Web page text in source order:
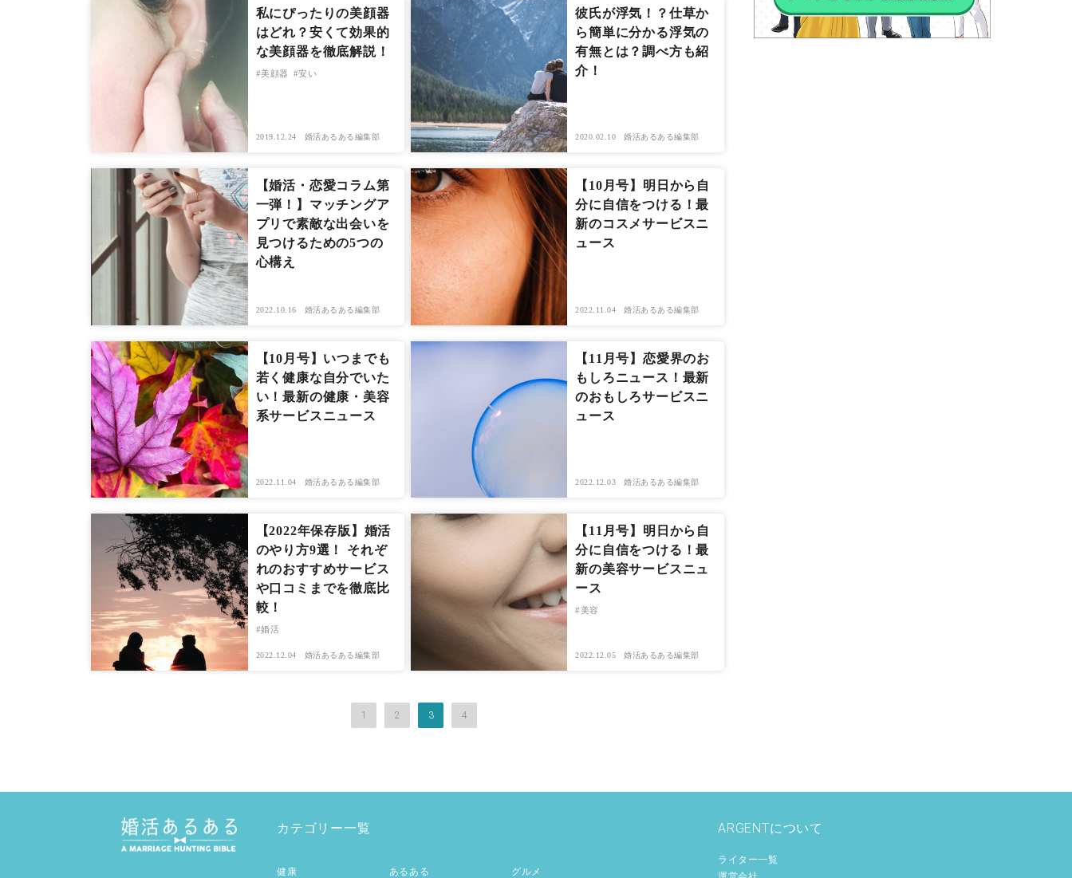
私にぴったりの美顔器
はどれ？安くて効果的
な美顔器を徹底解説！
美顔器 安い
2019.12.24 婚活あるある編集部
彼氏が浮気！？仕草か
ら簡単に分かる浮気の
有無とは？調べ方も紹
介！
2020.02.10 婚活あるある編集部
【婚活・恋愛コラム第
一弾！】マッチングア
プリで素敵な出会いを
見つけるための5つの
心構え
2022.10.16 婚活あるある編集部
【10月号】明日から自
分に自信をつける！最
新のコスメサービスニ
ュース
2022.11.04 婚活あるある編集部
【10月号】いつまでも
若く健康な自分でいた
い！最新の健康・美容
系サービスニュース
2022.11.04 婚活あるある編集部
【11月号】恋愛界のお
もしろニュース！最新
のおもしろサービスニ
ュース
2022.12.03 婚活あるある編集部
【2022年保存版】婚活
のやり方9選！ それぞ
れのおすすめサービス
や口コミまでを徹底比
較！
婚活
2022.12.04 婚活あるある編集部
【11月号】明日から自
分に自信をつける！最
新の美容サービスニュ
ース
美容
2022.12.05 婚活あるある編集部
1 2 3 4
カテゴリー一覧
健康 あるある グルメ
ARGENTについて
ライター一覧